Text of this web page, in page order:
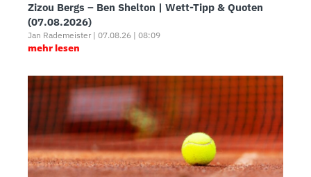
Zizou Bergs – Ben Shelton | Wett-Tipp & Quoten
(07.08.2026)
Jan Rademeister | 07.08.26 | 08:09
mehr lesen